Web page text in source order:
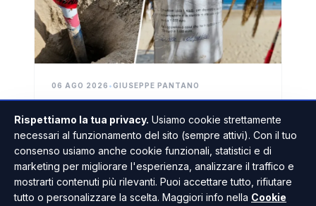
06 AGO 2026 •GIUSEPPE PANTANO
spiaggia e ganci di ferro
pericolosi per i bagnanti, a
Menfi i primi sequestri
Tra Porto Palo e Cipollazzo la Guardia
costiera ha trovato le situazioni più critiche.
LEGGI L'ARTICOLO
Rispettiamo la tua privacy. Usiamo cookie strettamente
necessari al funzionamento del sito (sempre attivi). Con il tuo
consenso usiamo anche cookie funzionali, statistici e di
marketing per migliorare l'esperienza, analizzare il traffico e
mostrarti contenuti più rilevanti. Puoi accettare tutto, rifiutare
tutto o personalizzare la scelta. Maggiori info nella Cookie